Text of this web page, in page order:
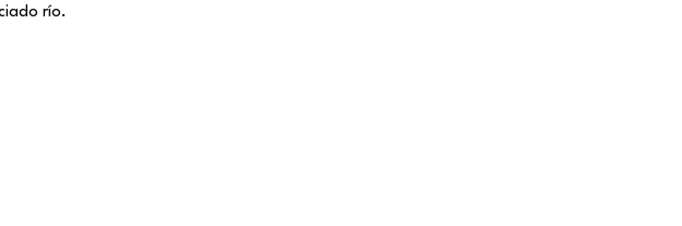
río.